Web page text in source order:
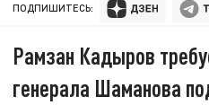
ПОДПИШИТЕСЬ:
Рамзан Кадыров
генерала Шаманова